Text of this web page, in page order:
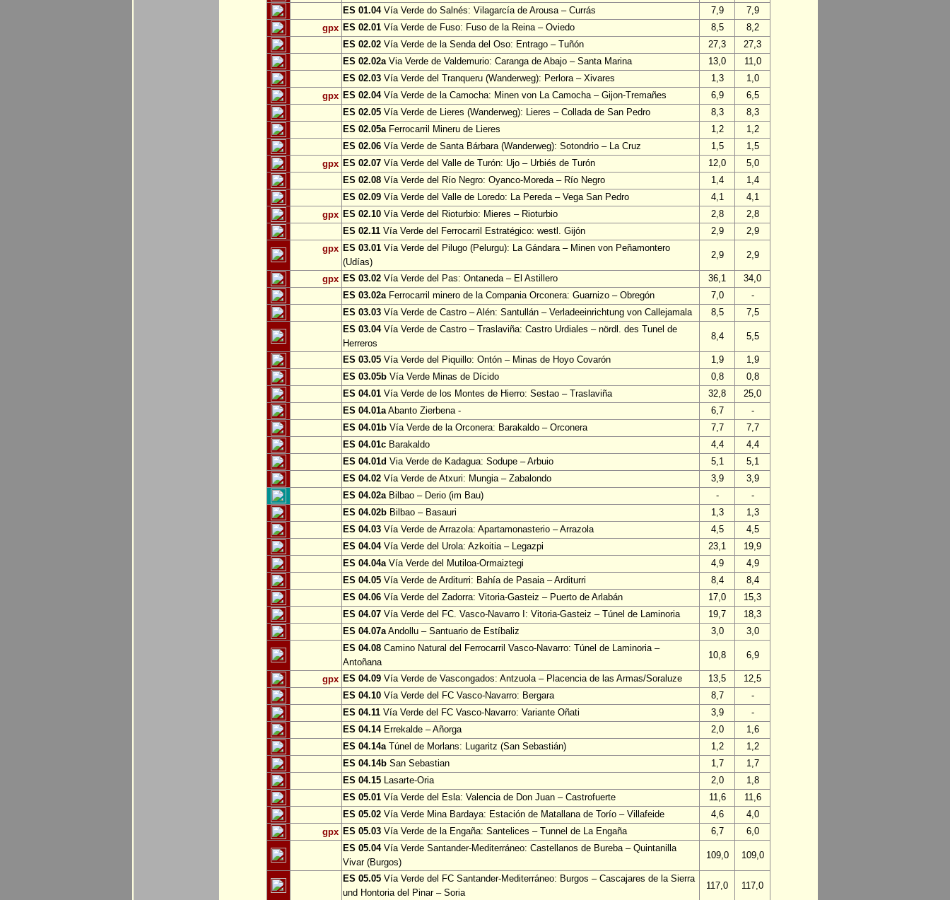
ES 01.04Vía Verde do Salnés: Vilagarcía de Arousa – Currás 7,9
7,9
gpx ES 02.01 Vía Verde de Fuso: Fuso de la Reina – Oviedo 8,5
8,2
ES 02.02 Vía Verde de la Senda del Oso: Entrago – Tuñón 27,3
27,3
ES 02.02aVia Verde de Valdemurio: Caranga de Abajo – Santa Marina 13,0
11,0
ES 02.03 Vía Verde del Tranqueru (Wanderweg): Perlora – Xivares 1,3
1,0
gpx ES 02.04Vía Verde de la Camocha: Minen von La Camocha – Gijon-Tremañes 6,9
6,5
ES 02.05 Vía Verde de Lieres (Wanderweg): Lieres – Collada de San Pedro 8,3
8,3
ES 02.05aFerrocarril Mineru de Lieres 1,2
1,2
ES 02.06 Vía Verde de Santa Bárbara (Wanderweg): Sotondrio – La Cruz 1,5
1,5
gpx ES 02.07 Vía Verde del Valle de Turón: Ujo – Urbiés de Turón 12,0
5,0
ES 02.08 Vía Verde del Río Negro: Oyanco-Moreda – Río Negro 1,4
1,4
ES 02.09 Vía Verde del Valle de Loredo: La Pereda – Vega San Pedro 4,1
4,1
gpx ES 02.10 Vía Verde del Rioturbio: Mieres – Rioturbio 2,8
2,8
ES 02.11 Vía Verde del Ferrocarril Estratégico: westl. Gijón 2,9
2,9
gpx ES 03.01 Vía Verde del Pilugo (Pelurgu): La Gándara – Minen von Peñamontero
(Udías)
2,9 2,9
gpx ES 03.02 Vía Verde del Pas: Ontaneda – El Astillero 36,1
34,0
ES 03.02aFerrocarril minero de la Compania Orconera: Guarnizo – Obregón 7,0
-
ES 03.03 Vía Verde de Castro – Alén: Santullán – Verladeeinrichtung von Callejamala 8,5
7,5
ES 03.04Vía Verde de Castro – Traslaviña: Castro Urdiales – nördl. des Tunel de
Herreros
8,4 5,5
ES 03.05 Vía Verde del Piquillo: Ontón – Minas de Hoyo Covarón 1,9
1,9
ES 03.05b Vía Verde Minas de Dícido 0,8
0,8
ES 04.01 Vía Verde de los Montes de Hierro: Sestao – Traslaviña 32,8
25,0
ES 04.01aAbanto Zierbena - 6,7
-
ES 04.01b Vía Verde de la Orconera: Barakaldo – Orconera 7,7
7,7
ES 04.01c Barakaldo 4,4
4,4
ES 04.01d Via Verde de Kadagua: Sodupe – Arbuio 5,1
5,1
ES 04.02 Vía Verde de Atxuri: Mungia – Zabalondo 3,9
3,9
ES 04.02aBilbao – Derio (im Bau) -
-
ES 04.02b Bilbao – Basauri 1,3
1,3
ES 04.03 Vía Verde de Arrazola: Apartamonasterio – Arrazola 4,5
4,5
ES 04.04Vía Verde del Urola: Azkoitia – Legazpi 23,1
19,9
ES 04.04aVía Verde del Mutiloa-Ormaiztegi 4,9
4,9
ES 04.05 Vía Verde de Arditurri: Bahía de Pasaia – Arditurri 8,4
8,4
ES 04.06 Vía Verde del Zadorra: Vitoria-Gasteiz – Puerto de Arlabán 17,0
15,3
ES 04.07 Vía Verde del FC. Vasco-Navarro I: Vitoria-Gasteiz – Túnel de Laminoria 19,7
18,3
ES 04.07aAndollu – Santuario de Estíbaliz 3,0
3,0
ES 04.08 Camino Natural del Ferrocarril Vasco-Navarro: Túnel de Laminoria –
Antoñana
10,8 6,9
gpx ES 04.09 Vía Verde de Vascongados: Antzuola – Placencia de las Armas/Soraluze 13,5
12,5
ES 04.10 Vía Verde del FC Vasco-Navarro: Bergara 8,7
-
ES 04.11 Vía Verde del FC Vasco-Navarro: Variante Oñati 3,9
-
ES 04.14Errekalde – Añorga 2,0
1,6
ES 04.14aTúnel de Morlans: Lugaritz (San Sebastián) 1,2
1,2
ES 04.14b San Sebastian 1,7
1,7
ES 04.15 Lasarte-Oria 2,0
1,8
ES 05.01 Vía Verde del Esla: Valencia de Don Juan – Castrofuerte 11,6
11,6
ES 05.02 Vía Verde Mina Bardaya: Estación de Matallana de Torío – Villafeide 4,6
4,0
gpx ES 05.03 Vía Verde de la Engaña: Santelices – Tunnel de La Engaña 6,7
6,0
ES 05.04Vía Verde Santander-Mediterráneo: Castellanos de Bureba – Quintanilla
Vivar (Burgos)
109,0 109,0
ES 05.05 Vía Verde del FC Santander-Mediterráneo: Burgos – Cascajares de la Sierra
und Hontoria del Pinar – Soria
117,0 117,0